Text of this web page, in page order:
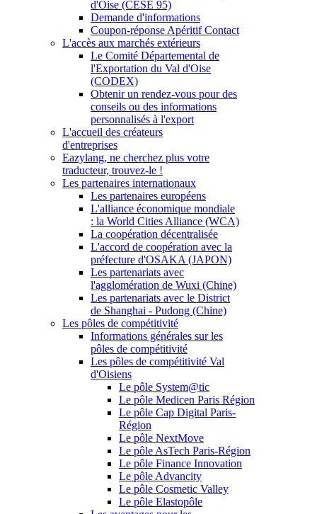
d'Oise (CESE 95)
Demande d'informations
Coupon-réponse Apéritif Contact
L'accès aux marchés extérieurs
Le Comité Départemental de
l'Exportation du Val d'Oise
(CODEX)
Obtenir un rendez-vous pour des
conseils ou des informations
personnalisés à l'export
L'accueil des créateurs
d'entreprises
Eazylang, ne cherchez plus votre
traducteur, trouvez-le !
Les partenaires internationaux
Les partenaires européens
L'alliance économique mondiale
: la World Cities Alliance (WCA)
La coopération décentralisée
L'accord de coopération avec la
préfecture d'OSAKA (JAPON)
Les partenariats avec
l'agglomération de Wuxi (Chine)
Les partenariats avec le District
de Shanghai - Pudong (Chine)
Les pôles de compétitivité
Informations générales sur les
pôles de compétitivité
Les pôles de compétitivité Val
d'Oisiens
Le pôle System@tic
Le pôle Medicen Paris Région
Le pôle Cap Digital Paris-
Région
Le pôle NextMove
Le pôle AsTech Paris-Région
Le pôle Finance Innovation
Le pôle Advancity
Le pôle Cosmetic Valley
Le pôle Elastopôle